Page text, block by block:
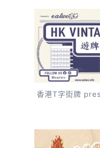
香港T字街牌